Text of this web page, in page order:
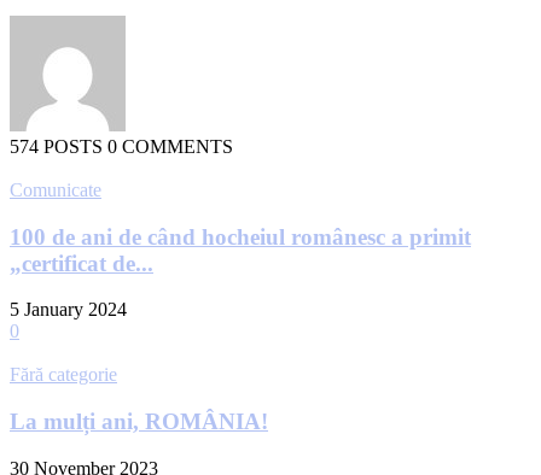
574 POSTS 0 COMMENTS
Comunicate
100 de ani de când hocheiul românesc a primit
„certificat de...
5 January 2024
0
Fără categorie
La mulți ani, ROMÂNIA!
30 November 2023